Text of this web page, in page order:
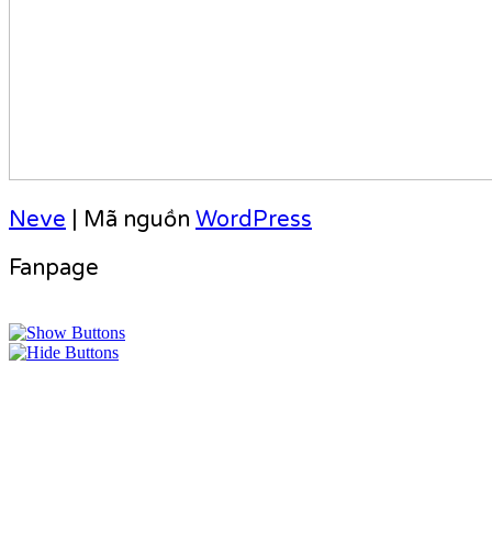
Neve | Mã nguồn WordPress
Fanpage